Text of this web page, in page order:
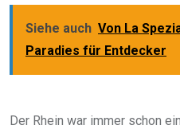
Siehe auch Von La
Paradies für Entdecker
Der Rhein war immer schon